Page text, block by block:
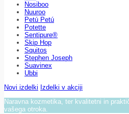
Nosiboo
Nuuroo
Petú Petú
Potette
Sentipure®
Skip Hop
Squitos
Stephen Joseph
Suavinex
Ubbi
Novi izdelki Izdelki v akciji
Naravna kozmetika, ter kvalitetni in
vašega otroka.